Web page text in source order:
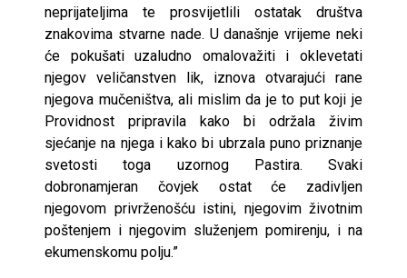
neprijateljima te prosvijetlili ostatak društva
znakovima stvarne nade. U današnje vrijeme neki
će pokušati uzaludno omalovažiti i oklevetati
njegov veličanstven lik, iznova otvarajući rane
njegova mučeništva, ali mislim da je to put koji je
Providnost pripravila kako bi održala živim
sjećanje na njega i kako bi ubrzala puno priznanje
svetosti toga uzornog Pastira. Svaki
dobronamjeran čovjek ostat će zadivljen
njegovom privrženošću istini, njegovim životnim
poštenjem i njegovim služenjem pomirenju, i na
ekumenskomu polju.”